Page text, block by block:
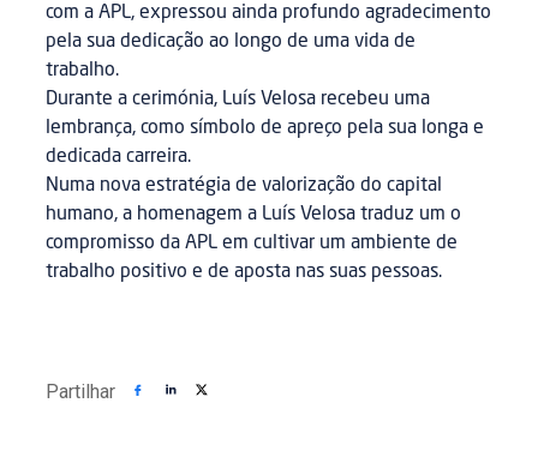
com a APL, expressou ainda profundo agradecimento
pela sua dedicação ao longo de uma vida de
trabalho.
Durante a cerimónia, Luís Velosa recebeu uma
lembrança, como símbolo de apreço pela sua longa e
dedicada carreira.
Numa nova estratégia de valorização do capital
humano, a homenagem a Luís Velosa traduz um o
compromisso da APL em cultivar um ambiente de
trabalho positivo e de aposta nas suas pessoas.
Partilhar